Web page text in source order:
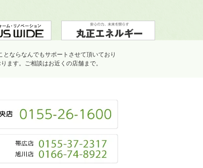
ならなんでもサポートさせて頂いており
ます。ご相談はお近くの店舗まで。